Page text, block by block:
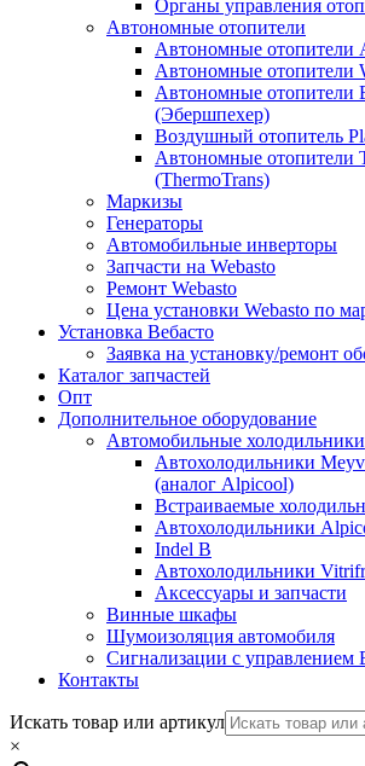
Органы управления
Автономные отопители
Автономные отопители
Автономные отопители
Автономные отопители
(Эбершпехер)
Воздушный отопитель
Автономные отопители
(ThermoTrans)
Маркизы
Генераторы
Автомобильные инверторы
Запчасти на Webasto
Ремонт Webasto
Цена установки Webasto по
Установка Вебасто
Заявка на установку/ремонт
Каталог запчастей
Опт
Дополнительное оборудование
Автомобильные холодильники
Автохолодильники
(аналог Alpicool)
Встраиваемые
Автохолодильники
Indel B
Автохолодильники
Аксессуары и запчасти
Винные шкафы
Шумоизоляция автомобиля
Сигнализации с управлением
Контакты
Search
Искать товар или артикул
×